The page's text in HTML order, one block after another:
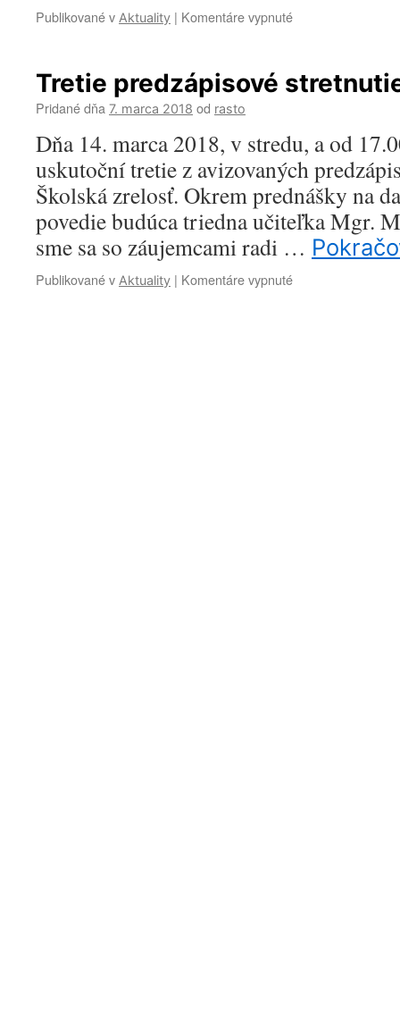
Publikované v Aktuality | Komentáre vypnuté
ročníka
Tretie predzápisové
Pridané dňa 7. marca 2018 od rasto
Dňa 14. marca 2018, v stredu, a od
uskutoční tretie z avizovaných
Školská zrelosť. Okrem prednášky na
povedie budúca triedna učiteľka Mgr.
sme sa so záujemcami radi …
Publikované v Aktuality | Komentáre vypnuté